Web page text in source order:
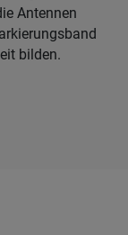
Antennen
bilden.